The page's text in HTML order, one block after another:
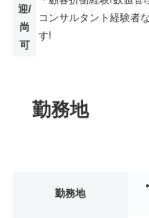
迎/
尚
可
コンサルタント経験
す!
勤務地
勤務地